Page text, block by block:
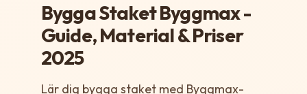
Bygga Staket Byggmax -
Guide, Material & Priser
2025
Lär dig bygga staket med Byggmax-